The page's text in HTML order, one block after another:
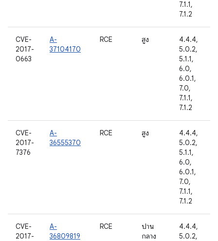
7.1.1,
7.1.2
CVE-
2017-
0663
A-
37104170
RCE สูง
4.4.4,
5.0.2,
5.1.1,
6.0,
6.0.1,
7.0,
7.1.1,
7.1.2
CVE-
2017-
7376
A-
36555370
RCE สูง
4.4.4,
5.0.2,
5.1.1,
6.0,
6.0.1,
7.0,
7.1.1,
7.1.2
CVE-
2017-
A-
36809819
RCE
ปาน
กลาง
4.4.4,
5.0.2,